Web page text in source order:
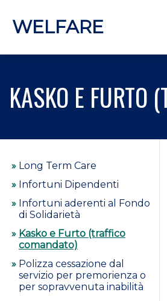
WELFARE
KASKO E FURTO
Long Term Care
Infortuni Dipendenti
Infortuni aderenti al Fondo
di Solidarietà
Kasko e Furto (traffico
comandato)
Polizza cessazione dal
servizio per premorienza o
per sopravvenuta inabilità